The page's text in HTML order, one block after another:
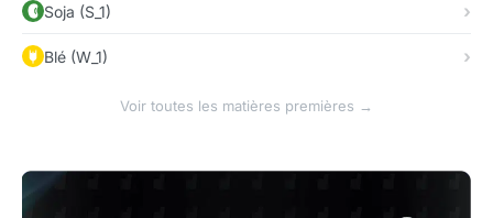
Soja (S_1)
Blé (W_1)
Voir toutes les matières premières →